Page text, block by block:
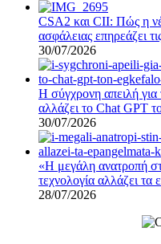
CSA2 και CII: Πώς η
ασφάλειας επηρεάζει
30/07/2026
Η σύγχρονη απειλή για
αλλάζει το Chat GPT
30/07/2026
«Η μεγάλη ανατροπή
τεχνολογία αλλάζει
28/07/2026